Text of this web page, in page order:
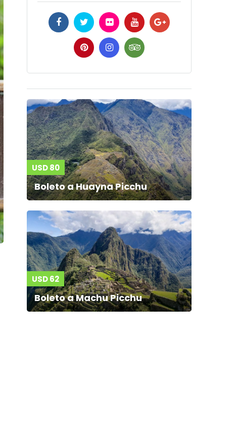
USD 80
Boleto a Huayna Picchu
USD 62
Boleto a Machu Picchu